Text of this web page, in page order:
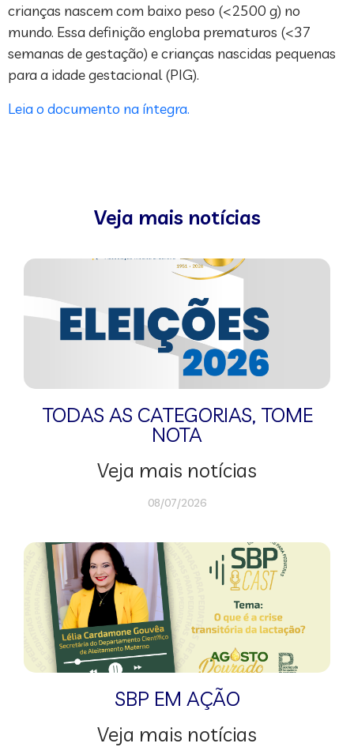
crianças nascem com baixo peso (<2500 g) no
mundo. Essa definição engloba prematuros (<37
semanas de gestação) e crianças nascidas pequenas
para a idade gestacional (PIG).
Leia o documento na íntegra.
Veja mais notícias
TODAS AS CATEGORIAS, TOME
NOTA
Veja mais notícias
08/07/2026
SBP EM AÇÃO
Veja mais notícias